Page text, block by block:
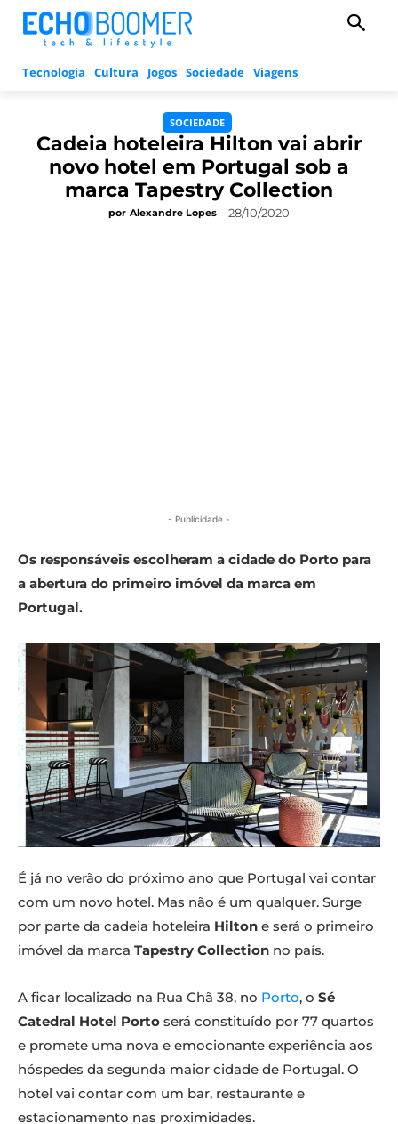
Tecnologia Cultura Jogos Sociedade Viagens
SOCIEDADE
Cadeia hoteleira Hilton vai abrir
novo hotel em Portugal sob a
marca Tapestry Collection
por Alexandre Lopes 28/10/2020
- Publicidade -
Os responsáveis escolheram a cidade do Porto para
a abertura do primeiro imóvel da marca em
Portugal.
É já no verão do próximo ano que Portugal vai contar
com um novo hotel. Mas não é um qualquer. Surge
por parte da cadeia hoteleira Hilton e será o primeiro
imóvel da marca Tapestry Collection no país.
A ficar localizado na Rua Chã 38, no Porto, o Sé
Catedral Hotel Porto será constituído por 77 quartos
e promete uma nova e emocionante experiência aos
hóspedes da segunda maior cidade de Portugal. O
hotel vai contar com um bar, restaurante e
estacionamento nas proximidades.